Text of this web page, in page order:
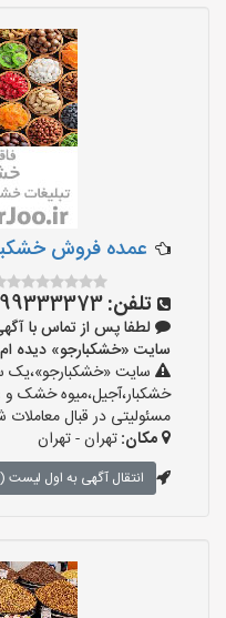
عمده فروش
تلفن:
لطفا پس از تماس با
سایت «خشکبارجو» دیده ام و کد
سایت «خشکبارجو»،یک
خشکبار،آجیل،میوه خشک
مسئولیتی در قبال معاملات
مکان:تهران - تهران
انتقال آگهی به اول لیست